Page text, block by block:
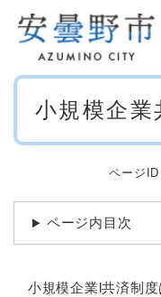
メニ
本
小規模企業
ページ
ページ内目次
小規模企業l共済制度